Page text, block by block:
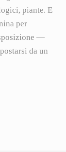
piante. E
per
—
da un